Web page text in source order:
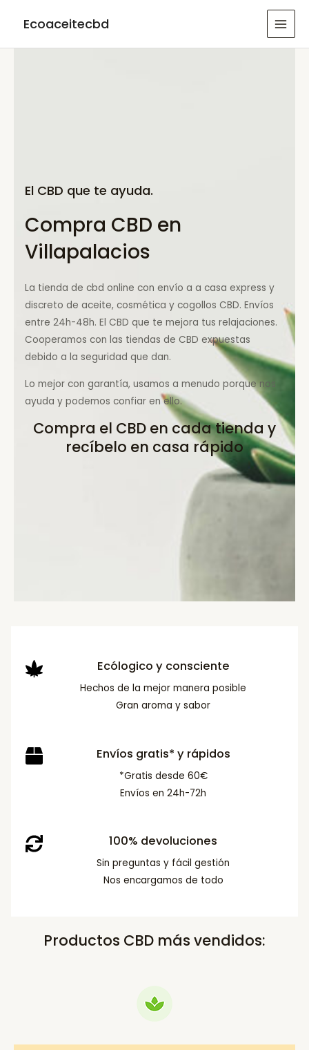
Ecoaceitecbd
El CBD que te ayuda.
Compra CBD en
Villapalacios
La tienda de cbd online con envío a a casa express y
discreto de aceite, cosmética y cogollos CBD. Envíos
entre 24h-48h. El CBD que te mejora tus relajaciones.
Cooperamos con las tiendas de CBD expuestas
debido a la seguridad que dan.
Lo mejor con garantía, usamos a menudo porque nos
ayuda y podemos confiar en ello.
Compra el CBD en cada tienda y
recíbelo en casa rápido
Ecólogico y consciente
Hechos de la mejor manera posible
Gran aroma y sabor
Envíos gratis* y rápidos
*Gratis desde 60€
Envíos en 24h-72h
100% devoluciones
Sin preguntas y fácil gestión
Nos encargamos de todo
Productos CBD más vendidos: